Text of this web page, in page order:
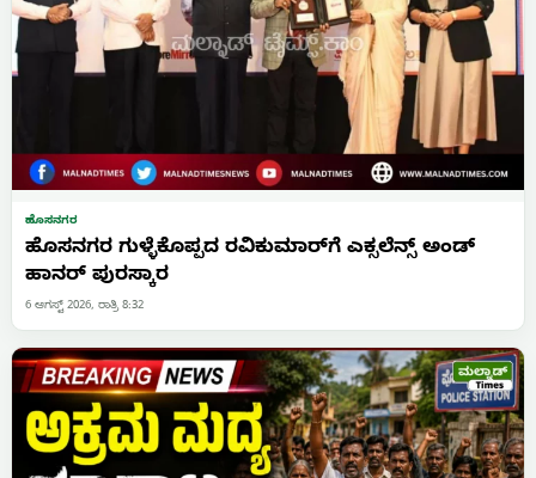
ಹೊಸನಗರ
ಹೊಸನಗರ ಗುಳ್ಳೆಕೊಪ್ಪದ ರವಿಕುಮಾರ್‌ಗೆ ಎಕ್ಸಲೆನ್ಸ್ ಅಂಡ್
ಹಾನರ್ ಪುರಸ್ಕಾರ
6 ಆಗಸ್ಟ್ 2026, ರಾತ್ರಿ 8:32